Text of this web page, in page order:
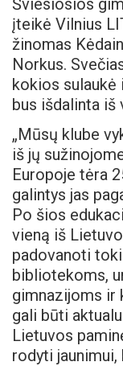
įteikė Vilnius
žinomas
Norkus.
kokios sulaukė
bus išdalinta iš
„Mūsų klube
iš jų
Europoje tėra
galintys jas
Po šios
vieną iš
padovanoti
bibliotekoms,
gimnazijoms ir
gali būti
Lietuvos
rodyti